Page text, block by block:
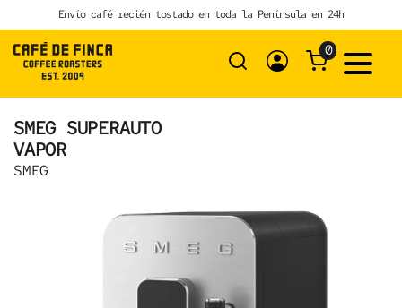
to
content
Envío café recién tostado en toda la Península en 24h
0
SMEG SUPERAUTO
VAPOR
SMEG